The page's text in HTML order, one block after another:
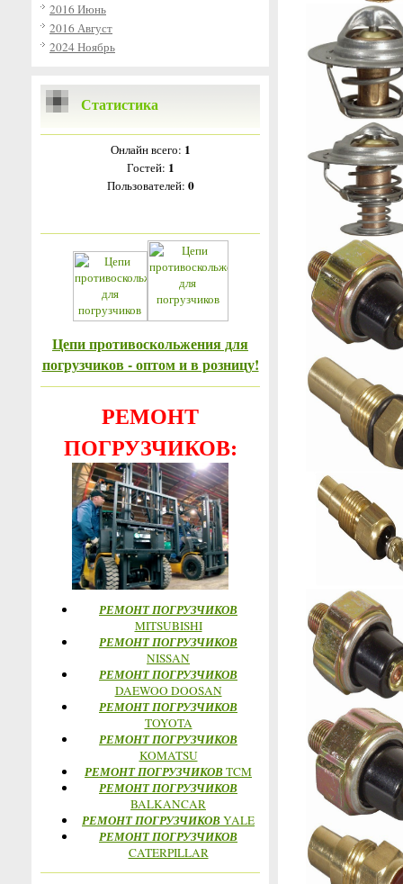
2016 Июнь
2016 Август
2024 Ноябрь
Статистика
Онлайн всего: 1
Гостей: 1
Пользователей: 0
Цепи противоскольжения для
погрузчиков - оптом и в розницу!
РЕМОНТ
ПОГРУЗЧИКОВ:
РЕМОНТ ПОГРУЗЧИКОВ
MITSUBISHI
РЕМОНТ ПОГРУЗЧИКОВ
NISSAN
РЕМОНТ ПОГРУЗЧИКОВ
DAEWOO DOOSAN
РЕМОНТ ПОГРУЗЧИКОВ
TOYOTA
РЕМОНТ ПОГРУЗЧИКОВ
KOMATSU
РЕМОНТ ПОГРУЗЧИКОВTCM
РЕМОНТ ПОГРУЗЧИКОВ
BALKANCAR
РЕМОНТ ПОГРУЗЧИКОВYALE
РЕМОНТ ПОГРУЗЧИКОВ
CATERPILLAR